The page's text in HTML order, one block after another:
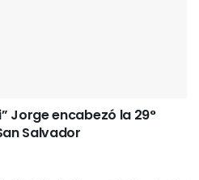
Jorge encabezó la 29°
Salvador